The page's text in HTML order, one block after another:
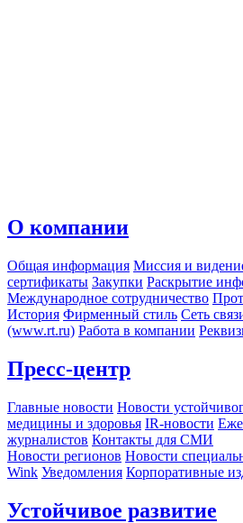
О компании
Общая информация Миссия и
сертификаты Закупки Раскрытие
Международное сотрудничество
История Фирменный стиль Сеть
(www.rt.ru) Работа в компании
Пресс-центр
Главные новости Новости
медицины и здоровья IR-новости
журналистов Контакты для СМИ
Новости регионов Новости
Wink Уведомления Корпоративные
Устойчивое развитие